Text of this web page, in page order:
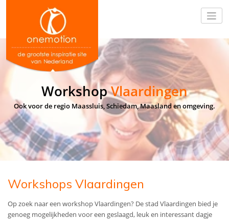
WorkshopVlaardingen
Ook voor de regio Maassluis, Schiedam, Maasland en omgeving.
Workshops Vlaardingen
Op zoek naar een workshop Vlaardingen? De stad Vlaardingen bied je
genoeg mogelijkheden voor een geslaagd, leuk en interessant dagje